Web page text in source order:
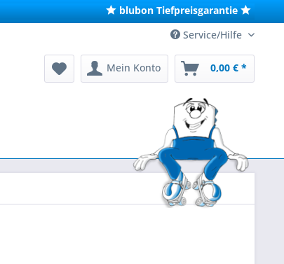
blubon Tiefpreisgarantie
Service/Hilfe
Mein Konto 0,00 € *